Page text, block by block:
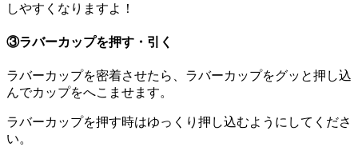
しやすくなりますよ！
③ラバーカップを押す・引く
ラバーカップを密着させたら、ラバーカップをグッと押し込
んでカップをへこませます。
ラバーカップを押す時はゆっくり押し込むようにしてくださ
い。